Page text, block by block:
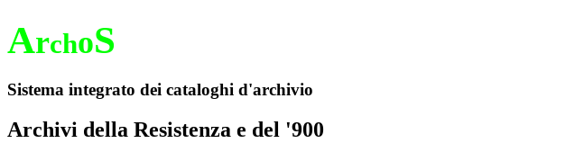
ArchoS
Sistema integrato dei cataloghi d'archivio
Archivi della Resistenza e del '900